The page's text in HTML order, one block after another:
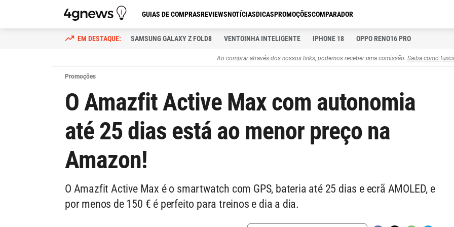
GUIAS DE COMPRASREVIEWSNOTÍCIASDICASPROMOÇÕESCOMPARADOR
SAMSUNG GALAXY Z FOLD8 VENTOINHA INTELIGENTE IPHONE 18 OPPO RENO16 PRO
Ao comprar através dos nossos links, podemos receber uma comissão. Saiba como
Promoções
O Amazfit Active Max com autonomia
até 25 dias está ao menor preço na
Amazon!
O Amazfit Active Max é o smartwatch com GPS, bateria até 25 dias e ecrã AMOLED, e
por menos de 150 € é perfeito para treinos e dia a dia.